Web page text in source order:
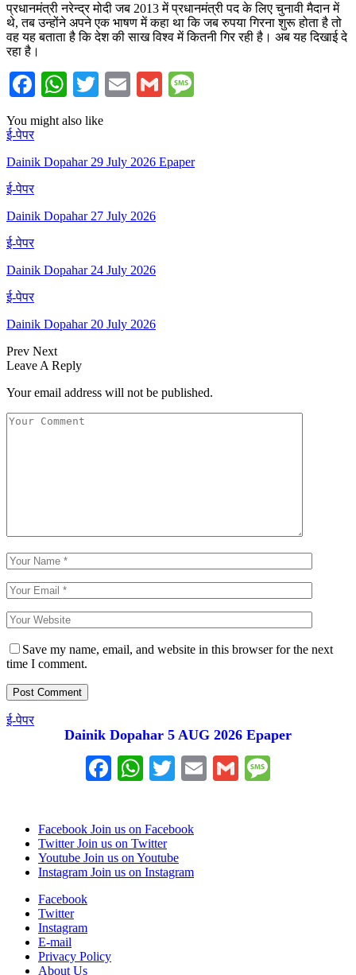
प्रधानमंत्री नरेन्द्र मोदी जब 2013 में प्रधानमंत्री पद के लिए चुनावी मैदान में
थे, तब उन्होंने अपने एक भाषण में कहा था कि जब रुपया गिरना शुरू होता है तो
वह यह बताता है कि देश की साख विश्व में कितनी गिर रही है। अब यह दिखाई दे
रहा है।
Facebook
WhatsApp
Twitter
EmailGmail
You might also like
ई-पेपर
Dainik Dopahar 29 July 2026 Epaper
ई-पेपर
Dainik Dopahar 27 July 2026
ई-पेपर
Dainik Dopahar 24 July 2026
ई-पेपर
Dainik Dopahar 20 July 2026
Prev Next
Leave A Reply
Your email address will not be published.
Save my name, email, and website in this browser for the next
time I comment.
ई-पेपर
Dainik Dopahar 5 AUG 2026 Epaper
Facebook
WhatsApp
Twitter
EmailGmail
Facebook Join us on Facebook
Twitter Join us on Twitter
Youtube Join us on Youtube
Instagram Join us on Instagram
Facebook
Twitter
Instagram
E-mail
Privacy Policy
About Us